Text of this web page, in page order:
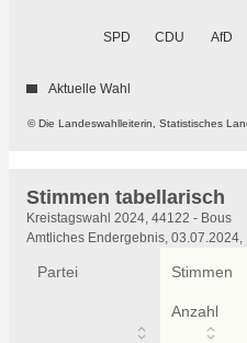
SPD CDU AfD
© Die Landeswahlleiterin, Statistisches
Aktuelle Wahl
Stimmen tabellarisch
Stimmen
tabellarisch
Kreistagswahl 2024, 44122 - Bous
Amtliches Endergebnis, 03.07.2024,
Partei Stimmen
Anzahl